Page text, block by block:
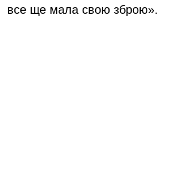
все ще мала свою зброю».